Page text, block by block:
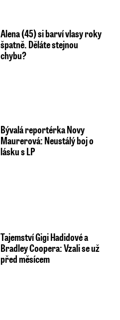
Alena (45) si barví vlasy roky
špatně. Děláte stejnou
chybu?
Bývalá reportérka Novy
Maurerová: Neustálý boj o
lásku s LP
Tajemství Gigi Hadidové a
Bradley Coopera: Vzali se už
před měsícem